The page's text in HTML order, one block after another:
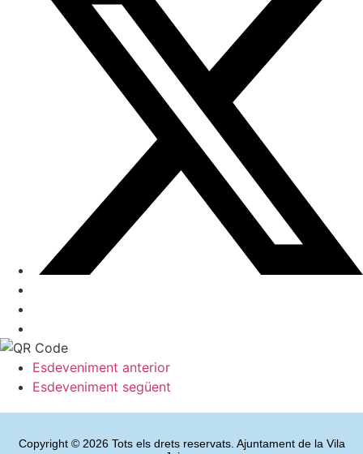
Esdeveniment anterior
Esdeveniment següent
Copyright © 2026 Tots els drets reservats. Ajuntament de la Vila